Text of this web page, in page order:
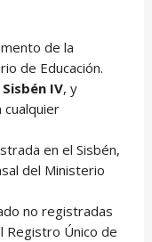
de la
de Educación.
Sisbén IV, y
cualquier
en el Sisbén,
del Ministerio
no registradas
Registro Único de